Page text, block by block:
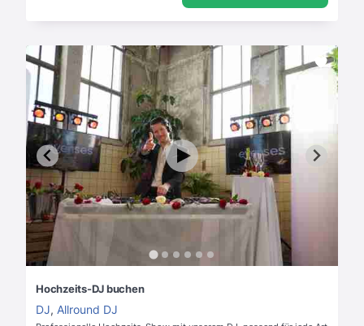
Hochzeits-DJ buchen
DJ, Allround DJ